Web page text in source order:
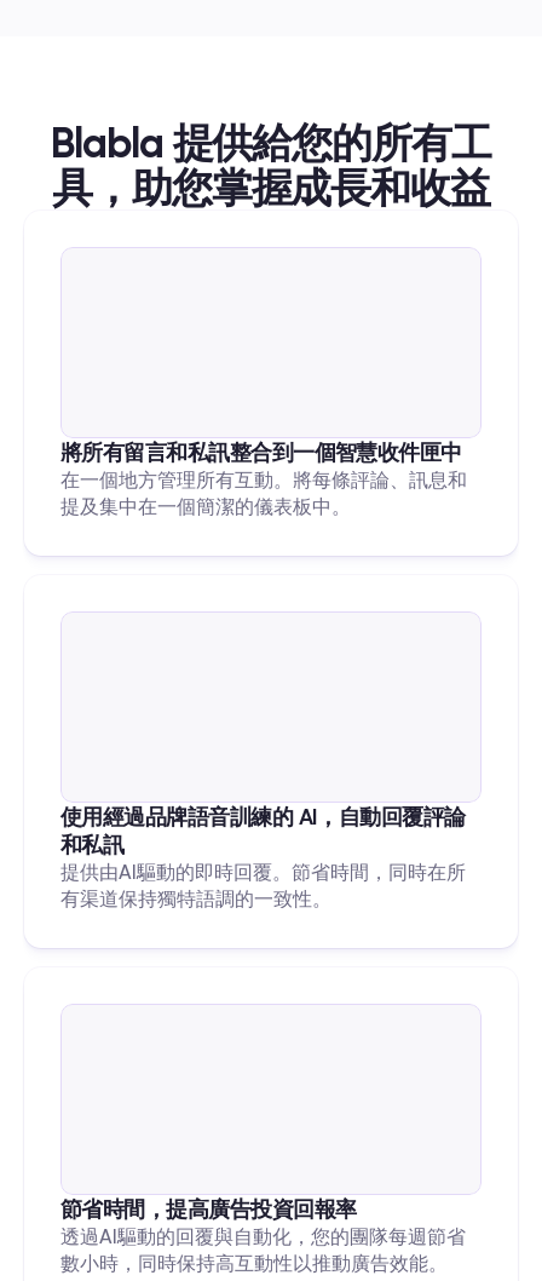
Blabla 提供給您的所有工
具，助您掌握成長和收益
將所有留言和私訊整合到一個智慧收件匣中
在一個地方管理所有互動。將每條評論、訊息和
提及集中在一個簡潔的儀表板中。
使用經過品牌語音訓練的 AI，自動回覆評論
和私訊
提供由AI驅動的即時回覆。節省時間，同時在所
有渠道保持獨特語調的一致性。
節省時間，提高廣告投資回報率
透過AI驅動的回覆與自動化，您的團隊每週節省
數小時，同時保持高互動性以推動廣告效能。